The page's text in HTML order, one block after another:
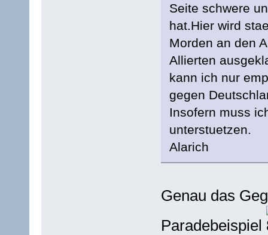
Seite schwere
hat.Hier wird
Morden an den
Allierten
kann ich nur
gegen
Insofern muss
unterstuetzen.
Alarich
Genau das
Paradebeispiel